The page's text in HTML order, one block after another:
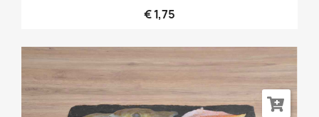
€ 1,75